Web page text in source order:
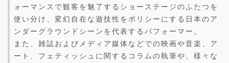
ォーマンスで観客を魅了するショーステージのふたつを
使い分け、変幻自在な遊技性をポリシーにする日本のア
ンダーグラウンドシーンを代表するパフォーマー。
また、雑誌およびメディア媒体などでの映画や音楽、ア
ート、フェティッシュに関するコラムの執筆や、様々な